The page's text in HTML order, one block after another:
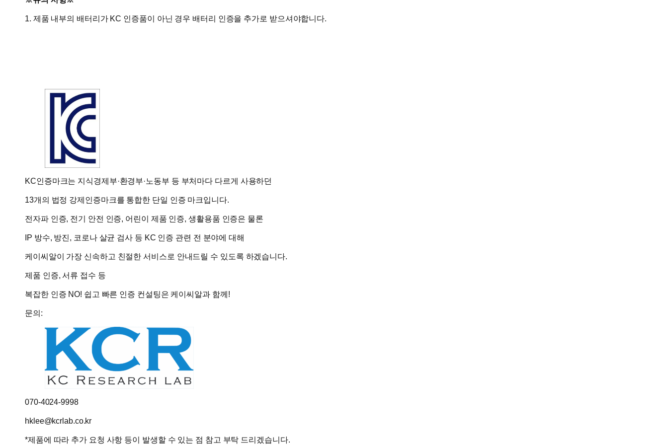
1. 제품 내부의 배터리가 KC 인증품이 아닌 경우 배터리 인증을 추가로 받으셔야합니다.
KC인증마크는 지식경제부·환경부·노동부 등 부처마다 다르게 사용하던
13개의 법정 강제인증마크를 통합한 단일 인증 마크입니다.
전자파 인증, 전기 안전 인증, 어린이 제품 인증, 생활용품 인증은 물론
IP 방수, 방진, 코로나 살균 검사 등 KC 인증 관련 전 분야에 대해
케이씨알이 가장 신속하고 친절한 서비스로 안내드릴 수 있도록 하겠습니다.
제품 인증, 서류 접수 등
복잡한 인증 NO! 쉽고 빠른 인증 컨설팅은 케이씨알과 함께!
문의:
070-4024-9998
hklee@kcrlab.co.kr
*제품에 따라 추가 요청 사항 등이 발생할 수 있는 점 참고 부탁 드리겠습니다.